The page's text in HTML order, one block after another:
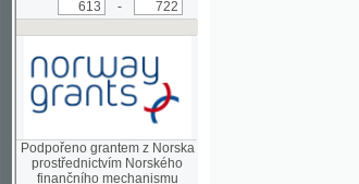
Podpořeno grantem z Norska
prostřednictvím Norského